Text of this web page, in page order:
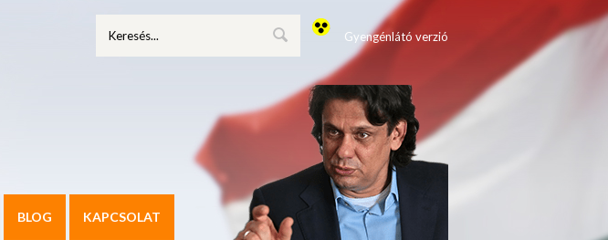
Gyengénlátó verzió
BLOG KAPCSOLAT